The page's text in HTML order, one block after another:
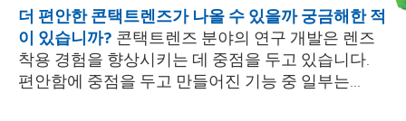
더 편안한 콘택트렌즈가 나올 수 있을까 궁금해한 적
이 있습니까? 콘택트렌즈 분야의 연구 개발은 렌즈
착용 경험을 향상시키는 데 중점을 두고 있습니다.
편안함에 중점을 두고 만들어진 기능 중 일부는...